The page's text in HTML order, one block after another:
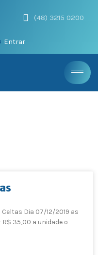
(48) 3215 0200
Entrar
Dia 07/12/2019 as
35,00 a unidade o